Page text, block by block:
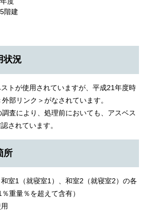
階建
状況
トが使用されていますが、平成21年度時
外部リンク＞がなされています。
査により、処理前においても、アスベス
されています。
所
室1（就寝室1）、和室2（就寝室2）の各
重量％を超えて含有）